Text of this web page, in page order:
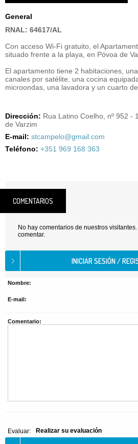
General
RNAL: 64617/AL
Con acceso Wi-Fi gratuito, el
situado frente a la playa, en Póvoa de
El apartamento tiene 2 habitaciones,
canales por satélite, una cocina
microondas, una lavadora y un cuarto
Dirección: Rua Latino Coelho, nº 952 -
de Varzim
E-mail: stcampelo@gmail.com
Teléfono: +351 969 168 363
COMENTARIOS
No hay comentarios de nuestros
comentar.
Nombre:
E-mail:
Comentario:
Evaluar: Realizar su evaluación